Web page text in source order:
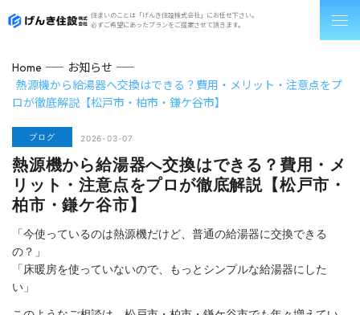
住まいのことは「げんき住設株式会社」にお任せ下さい。
必ずご希望にあったプランをご提案させて頂きます。
Home
お知らせ
熱源機から給湯器へ交換はできる？費用・メリット・注意点をプ
ロが徹底解説【松戸市・柏市・鎌ケ谷市】
ブログ 2026-03-07
熱源機から給湯器へ交換はできる？費用・メ
リット・注意点をプロが徹底解説【松戸市・
柏市・鎌ケ谷市】
「今使っているのは熱源機だけど、普通の給湯器に交換できる
の？」
「床暖房を使っていないので、もっとシンプルな給湯器にした
い」